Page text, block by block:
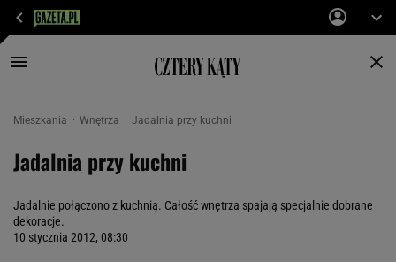
Mieszkania Wnętrza Jadalnia przy kuchni
Jadalnia przy kuchni
Jadalnie połączono z kuchnią. Całość wnętrza spajają specjalnie dobrane
dekoracje.
10 stycznia 2012, 08:30